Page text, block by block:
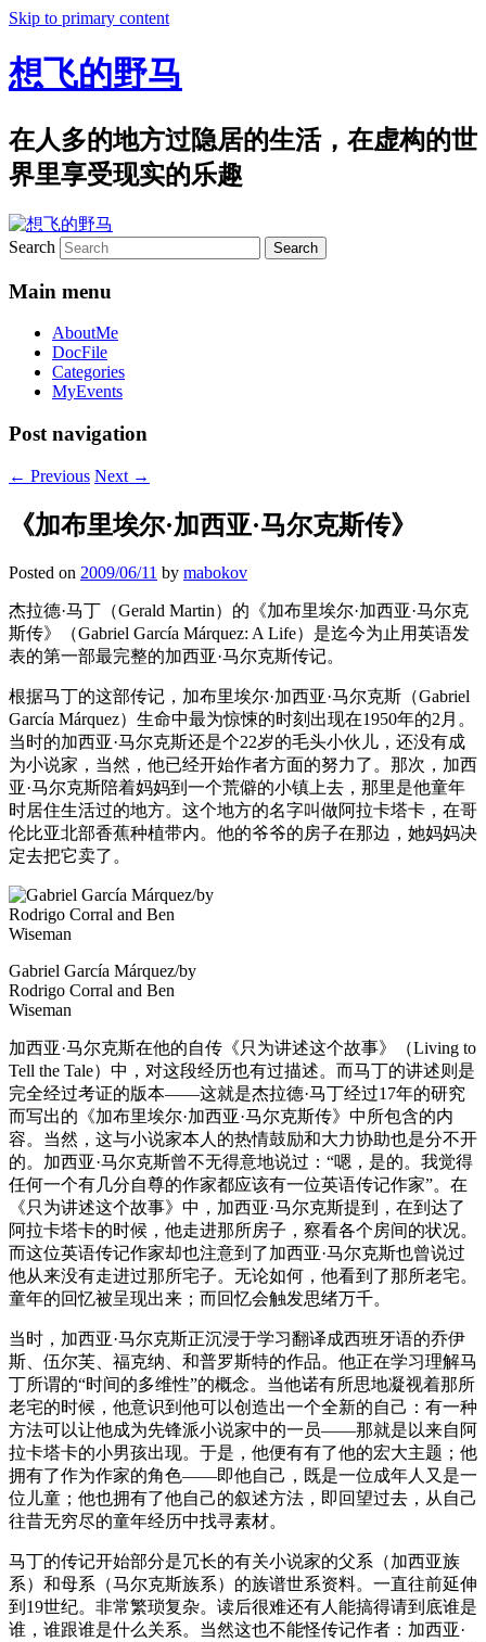
Skip to primary content
想飞的野马
在人多的地方过隐居的生活，在虚构的世
界里享受现实的乐趣
Search
Main menu
AboutMe
DocFile
Categories
MyEvents
Post navigation
← Previous Next →
《加布里埃尔·加西亚·马尔克斯传》
Posted on 2009/06/11 by mabokov
杰拉德·马丁（Gerald Martin）的《加布里埃尔·加西亚·马尔克
斯传》（Gabriel García Márquez: A Life）是迄今为止用英语发
表的第一部最完整的加西亚·马尔克斯传记。
根据马丁的这部传记，加布里埃尔·加西亚·马尔克斯（Gabriel
García Márquez）生命中最为惊悚的时刻出现在1950年的2月。
当时的加西亚·马尔克斯还是个22岁的毛头小伙儿，还没有成
为小说家，当然，他已经开始作者方面的努力了。那次，加西
亚·马尔克斯陪着妈妈到一个荒僻的小镇上去，那里是他童年
时居住生活过的地方。这个地方的名字叫做阿拉卡塔卡，在哥
伦比亚北部香蕉种植带内。他的爷爷的房子在那边，她妈妈决
定去把它卖了。
Gabriel García Márquez/by
Rodrigo Corral and Ben
Wiseman
加西亚·马尔克斯在他的自传《只为讲述这个故事》（Living to
Tell the Tale）中，对这段经历也有过描述。而马丁的讲述则是
完全经过考证的版本——这就是杰拉德·马丁经过17年的研究
而写出的《加布里埃尔·加西亚·马尔克斯传》中所包含的内
容。当然，这与小说家本人的热情鼓励和大力协助也是分不开
的。加西亚·马尔克斯曾不无得意地说过：“嗯，是的。我觉得
任何一个有几分自尊的作家都应该有一位英语传记作家”。在
《只为讲述这个故事》中，加西亚·马尔克斯提到，在到达了
阿拉卡塔卡的时候，他走进那所房子，察看各个房间的状况。
而这位英语传记作家却也注意到了加西亚·马尔克斯也曾说过
他从来没有走进过那所宅子。无论如何，他看到了那所老宅。
童年的回忆被呈现出来；而回忆会触发思绪万千。
当时，加西亚·马尔克斯正沉浸于学习翻译成西班牙语的乔伊
斯、伍尔芙、福克纳、和普罗斯特的作品。他正在学习理解马
丁所谓的“时间的多维性”的概念。当他诺有所思地凝视着那所
老宅的时候，他意识到他可以创造出一个全新的自己：有一种
方法可以让他成为先锋派小说家中的一员——那就是以来自阿
拉卡塔卡的小男孩出现。于是，他便有有了他的宏大主题；他
拥有了作为作家的角色——即他自己，既是一位成年人又是一
位儿童；他也拥有了他自己的叙述方法，即回望过去，从自己
往昔无穷尽的童年经历中找寻素材。
马丁的传记开始部分是冗长的有关小说家的父系（加西亚族
系）和母系（马尔克斯族系）的族谱世系资料。一直往前延伸
到19世纪。非常繁琐复杂。读后很难还有人能搞得请到底谁是
谁，谁跟谁是什么关系。当然这也不能怪传记作者：加西亚·